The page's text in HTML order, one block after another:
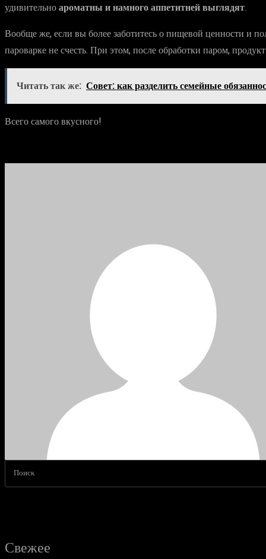
удивительноароматны и намного аппетитней выглядят.
Вообще же, если вы более заботитесь о пищевой ценности и
пароварке не счесть. При этом, после обработки паром, продукт
Читать так же: Совет: как разделить семейные
Всего самого вкусного!
Поиск
Свежее